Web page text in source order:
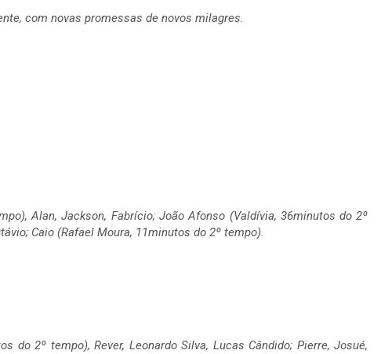
com novas promessas de novos milagres.
Alan, Jackson, Fabrício; João Afonso (Valdívia, 36minutos do 2º
Caio (Rafael Moura, 11minutos do 2º tempo).
do 2º tempo), Rever, Leonardo Silva, Lucas Cândido; Pierre, Josué,